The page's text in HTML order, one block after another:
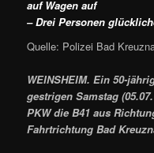
auf Wagen auf
– Drei Personen
Quelle: Polizei Bad
WEINSHEIM. Ein 50-
gestrigen Samstag
PKW die B41 aus
Fahrtrichtung Bad